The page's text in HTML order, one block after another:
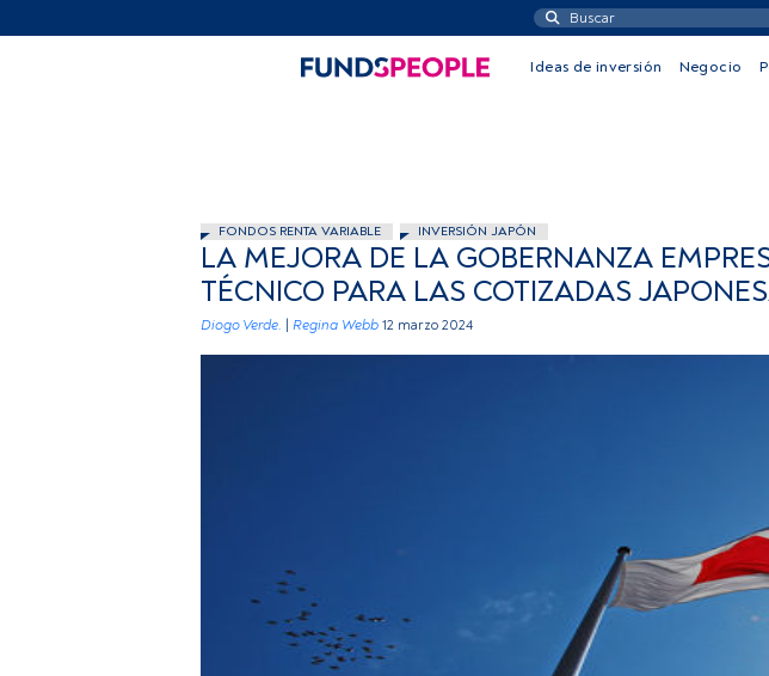
Ideas de inversión Negocio
FONDOS RENTA VARIABLE INVERSIÓN JAPÓN
LA MEJORA DE LA GOBERNANZA
TÉCNICO PARA LAS COTIZADAS
Diogo Verde. Regina Webb 12 marzo 2024